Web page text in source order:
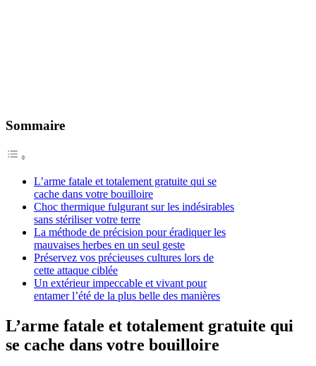
Sommaire
L’arme fatale et totalement gratuite qui se
cache dans votre bouilloire
Choc thermique fulgurant sur les indésirables
sans stériliser votre terre
La méthode de précision pour éradiquer les
mauvaises herbes en un seul geste
Préservez vos précieuses cultures lors de
cette attaque ciblée
Un extérieur impeccable et vivant pour
entamer l’été de la plus belle des manières
L’arme fatale et totalement gratuite qui
se cache dans votre bouilloire